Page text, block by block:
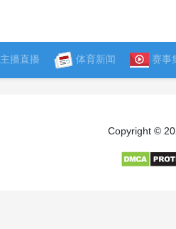
主播直播 体育新闻 赛事
Copyright ©